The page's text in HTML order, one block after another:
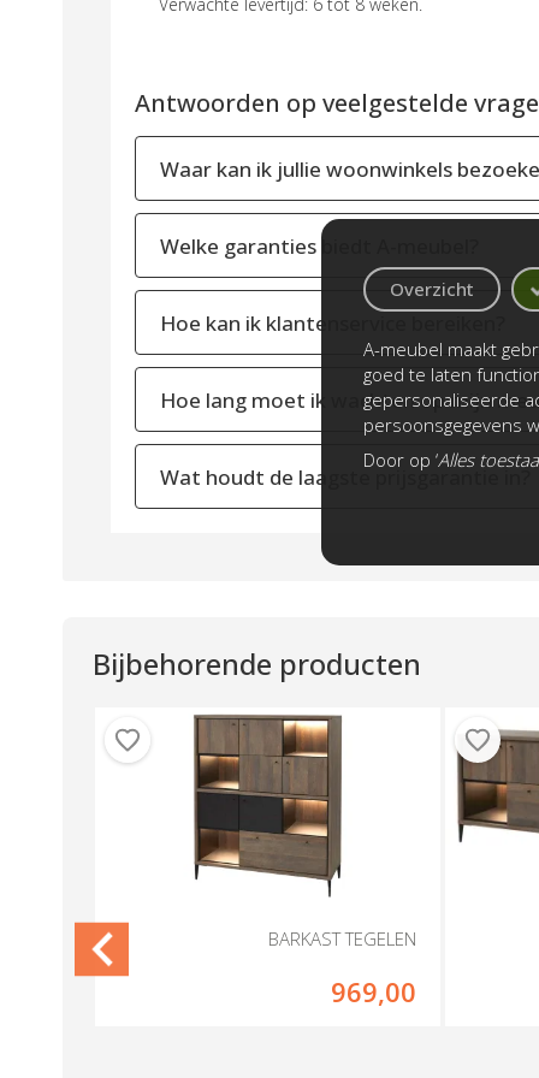
Antwoorden op veelgestelde
Waar kan ik jullie woonwinkels
Welke garanties biedt A-meubel?
Hoe kan ik klantenservice bereiken?
Hoe lang moet ik wachten op mijn
Wat houdt de laagste prijsgarantie in?
Bijbehorende producten
BARKAST TEGELEN
969,00
Overzicht
A-meubel maakt
goed te laten
gepersonaliseerde
persoonsgegevens
Door op ‘Alles